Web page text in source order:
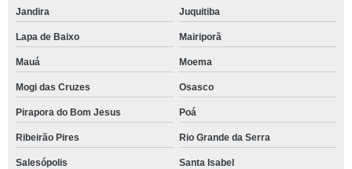
Jandira Juquitiba
Lapa de Baixo Mairiporã
Mauá Moema
Mogi das Cruzes Osasco
Pirapora do Bom Jesus Poá
Ribeirão Pires Rio Grande da Serra
Salesópolis Santa Isabel